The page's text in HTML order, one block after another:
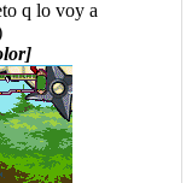
q lo voy a